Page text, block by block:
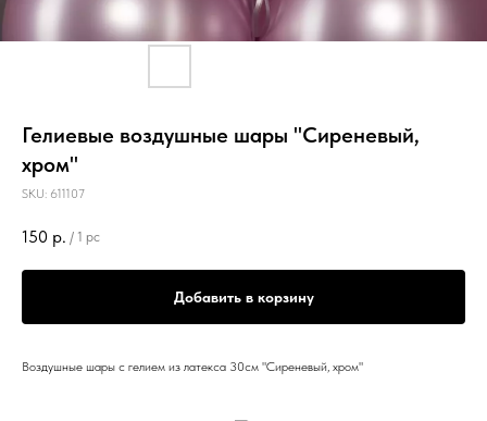
Гелиевые воздушные шары "Сиреневый,
хром"
SKU: 611107
150 р. / 1 pc
Добавить в корзину
Воздушные шары с гелием из латекса 30см "Сиреневый, хром"